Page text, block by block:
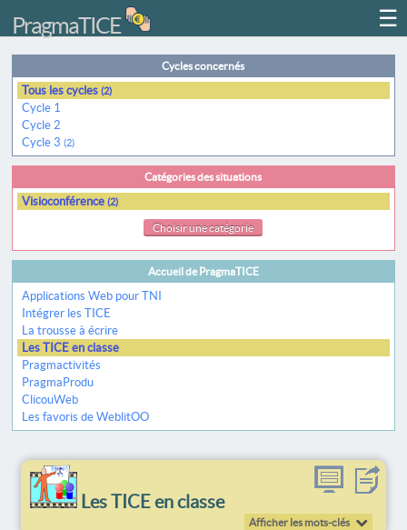
PragmaTICE
Cycles concernés
Tous les cycles(2)
Cycle 1
Cycle 2
Cycle 3(2)
Catégories des situations
Visioconférence(2)
Choisir une catégorie
Accueil de PragmaTICE
Applications Web pour TNI
Intégrer les TICE
La trousse à écrire
Les TICE en classe
Pragmactivités
PragmaProdu
ClicouWeb
Les favoris de WeblitOO
Les TICE en classe
Afficher les mots-clés
☰